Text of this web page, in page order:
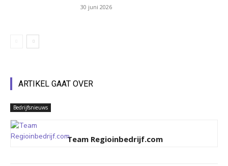
30 juni 2026
ARTIKEL GAAT OVER
Bedrijfsnieuws
Team Regioinbedrijf.com